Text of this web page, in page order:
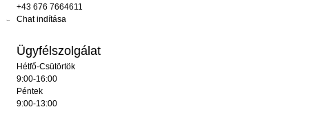
+43 676 7664611
Chat indítása
Ügyfélszolgálat
Hétfő-Csütörtök
9:00-16:00
Péntek
9:00-13:00